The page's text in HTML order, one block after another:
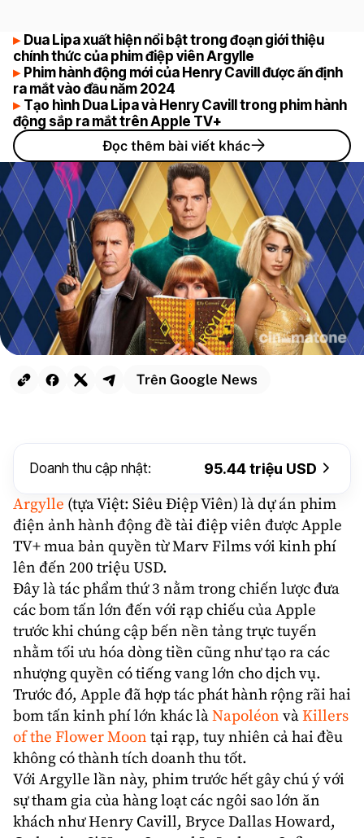
Trên Google News
Doanh thu cập nhật: 95.44 triệu USD
Argylle (tựa Việt: Siêu Điệp Viên) là dự án phim
điện ảnhhành độngđề tài điệp viên đượcApple
TV+mua bản quyền từMarv Filmsvới kinh phí
lên đến 200 triệu USD.
Đây là tác phẩm thứ 3 nằm trong chiến lược đưa
các bom tấn lớn đến với rạp chiếu của Apple
trước khi chúng cập bến nền tảngtrực tuyến
nhằm tối ưu hóa dòng tiền cũng như tạo ra các
nhượng quyền có tiếng vang lớn cho dịch vụ.
Trước đó, Apple đã hợp tác phát hành rộng rãi hai
bom tấn kinh phí lớn khác làNapoléon vàKillers
of the Flower Moon tại rạp, tuy nhiên cả hai đều
không có thành tích doanh thu tốt.
Với Argylle lần này, phim trước hết gây chú ý với
sự tham gia của hàng loạt các ngôi sao lớn ăn
khách nhưHenry Cavill, Bryce Dallas Howard,
Dua Lipa xuất hiện nổi bật trong đoạn giới thiệu
chính thức của phim điệp viên Argylle
Phim hành động mới của Henry Cavill được ấn định
ra mắt vào đầu năm 2024
Tạo hình Dua Lipa và Henry Cavill trong phim hành
động sắp ra mắt trên Apple TV+
Đọc thêm bài viết khác